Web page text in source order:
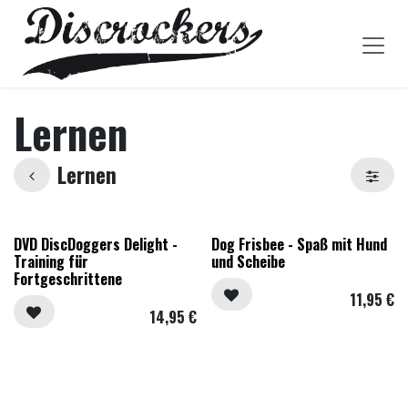
Zum Inhalt springen
Lernen
Lernen
DVD DiscDoggers Delight -
Training für
Fortgeschrittene
14,95 €
Dog Frisbee - Spaß mit Hund
und Scheibe
11,95 €